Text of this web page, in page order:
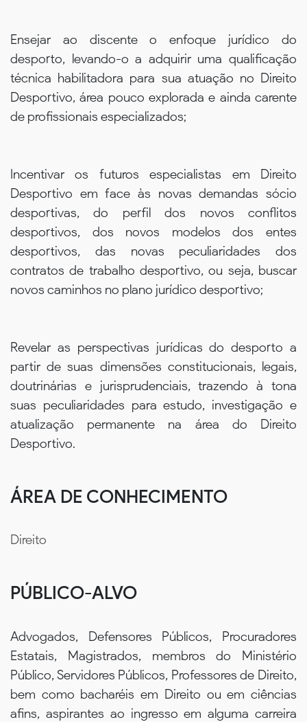
Ensejar ao discente o enfoque jurídico do
desporto, levando-o a adquirir uma qualificação
técnica habilitadora para sua atuação no Direito
Desportivo, área pouco explorada e ainda carente
de profissionais especializados;
Incentivar os futuros especialistas em Direito
Desportivo em face às novas demandas sócio
desportivas, do perfil dos novos conflitos
desportivos, dos novos modelos dos entes
desportivos, das novas peculiaridades dos
contratos de trabalho desportivo, ou seja, buscar
novos caminhos no plano jurídico desportivo;
Revelar as perspectivas jurídicas do desporto a
partir de suas dimensões constitucionais, legais,
doutrinárias e jurisprudenciais, trazendo à tona
suas peculiaridades para estudo, investigação e
atualização permanente na área do Direito
Desportivo.
ÁREA DE CONHECIMENTO
Direito
PÚBLICO-ALVO
Advogados, Defensores Públicos, Procuradores
Estatais, Magistrados, membros do Ministério
Público, Servidores Públicos, Professores de Direito,
bem como bacharéis em Direito ou em ciências
afins, aspirantes ao ingresso em alguma carreira